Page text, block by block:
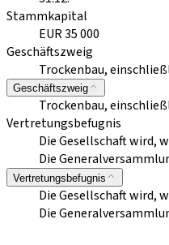
Stammkapital
EUR 35 000
Geschäftszweig
Trockenbau,
Geschäftszweig
Trockenbau,
Vertretungsbefugnis
Die Gesellschaft wird,
Die
Vertretungsbefugnis
Die Gesellschaft wird,
Die